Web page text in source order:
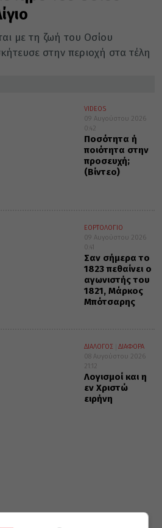
με τη ζωή του Οσίου
στην περιοχή στα τέλη
VIDEOS
09 Αυγούστου 2026
0:42
Ποσότητα ή
ποιότητα στην
προσευχή;
(Βίντεο)
ΕΟΡΤΟΛΟΓΙΟ
09 Αυγούστου 2026
0:41
Σαν σήμερα το
1823 πεθαίνει ο
αγωνιστής του
1821, Μάρκος
Μπότσαρης
ΔΙΑΛΟΓΟΣ
ΔΙΑΦΟΡΑ
08 Αυγούστου 2026
21:12
Λογισμοί και η
εν Χριστώ
ειρήνη